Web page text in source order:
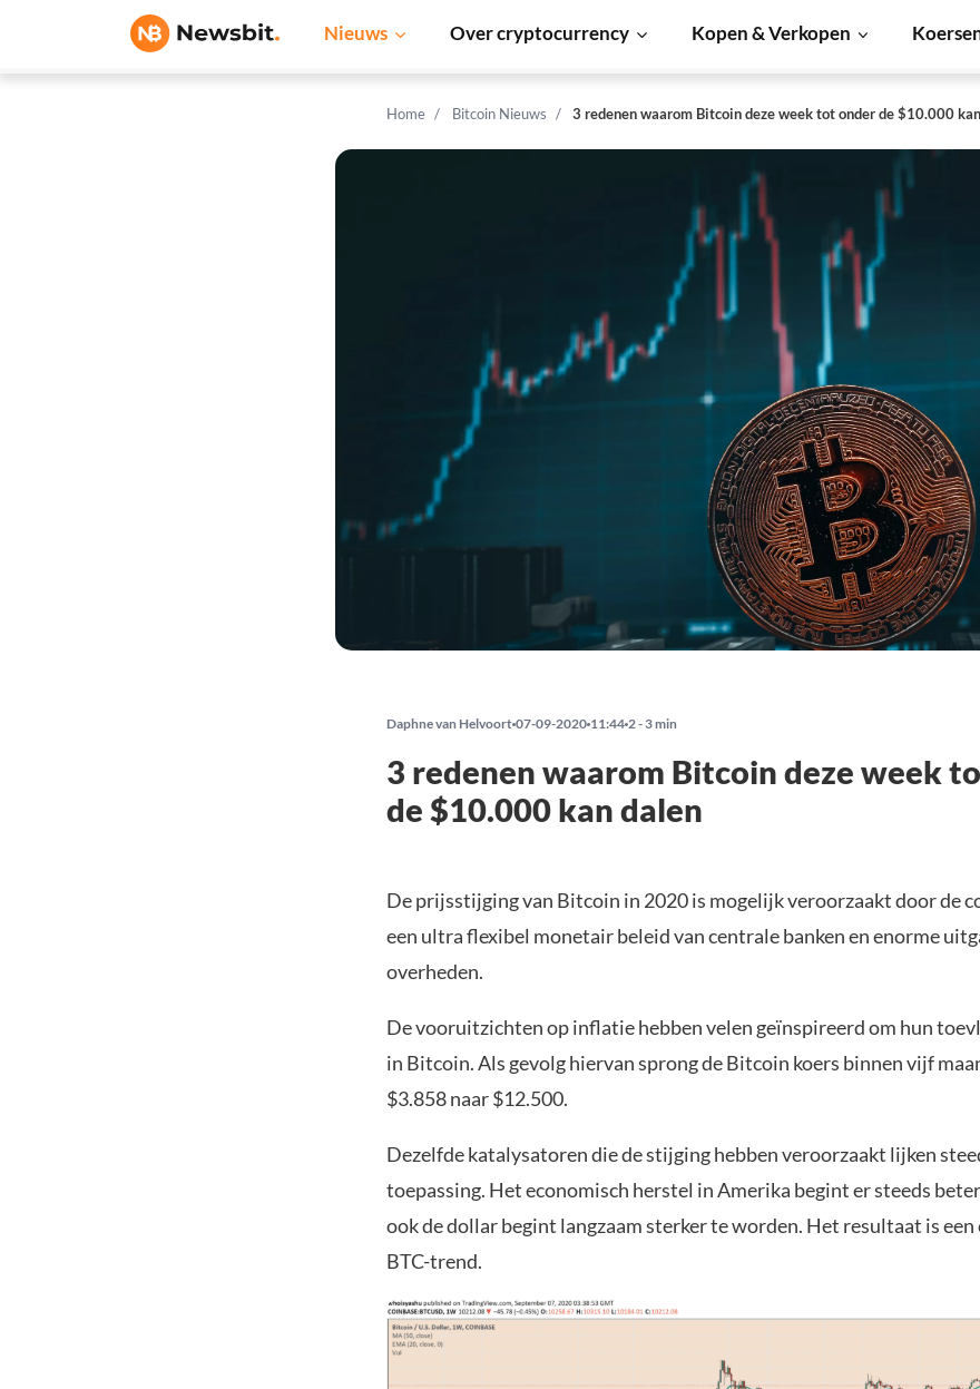
Nieuws Over cryptocurrency Kopen & Verkopen
Home Bitcoin Nieuws 3 redenen waarom Bitcoin deze week tot onder de $10.000
Daphne van Helvoort 07-09-2020 11:44 2 - 3 min
3 redenen waarom Bitcoin deze week
de $10.000 kan dalen
De prijsstijging van Bitcoin in 2020 is mogelijk veroorzaakt door de
een ultra flexibel monetair beleid van centrale banken en enorme
overheden.
De vooruitzichten op inflatie hebben velen geïnspireerd om hun
in Bitcoin. Als gevolg hiervan sprong de Bitcoin koers binnen vijf
$3.858 naar $12.500.
Dezelfde katalysatoren die de stijging hebben veroorzaakt lijken
toepassing. Het economisch herstel in Amerika begint er steeds
ook de dollar begint langzaam sterker te worden. Het resultaat is
BTC-trend.